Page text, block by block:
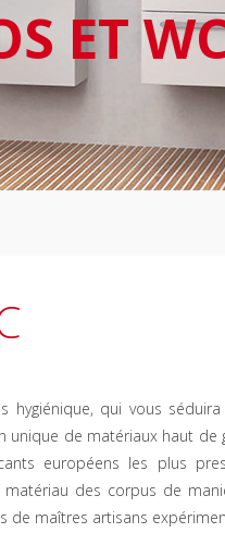
ET
qui vous
unique de matériaux haut
européens les plus
matériau des corpus de
de maîtres artisans